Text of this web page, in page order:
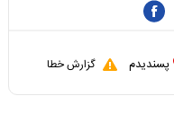
پسندیدم گزارش خطا